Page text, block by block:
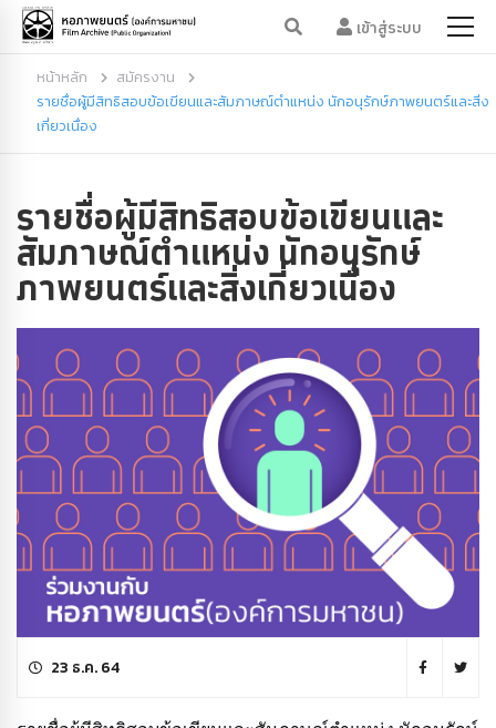
เข้าสู่ระบบ
หน้าหลัก
สมัครงาน
รายชื่อผู้มีสิทธิสอบข้อเขียนและสัมภาษณ์ตำแหน่ง นักอนุรักษ์ภาพยนตร์และสิ่ง
เกี่ยวเนื่อง
รายชื่อผู้มีสิทธิสอบข้อเขียนและ
สัมภาษณ์ตำแหน่ง นักอนุรักษ์
ภาพยนตร์และสิ่งเกี่ยวเนื่อง
23 ธ.ค. 64